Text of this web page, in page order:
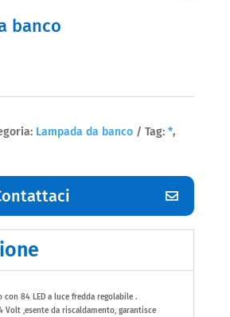
banco
Lampada da banco Tag: *,
con 84 LED a luce fredda regolabile .
Volt ,esente da riscaldamento, garantisce